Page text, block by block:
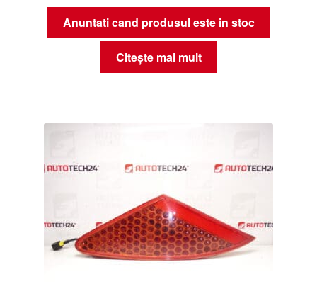
Anuntati cand produsul este in stoc
Citește mai mult